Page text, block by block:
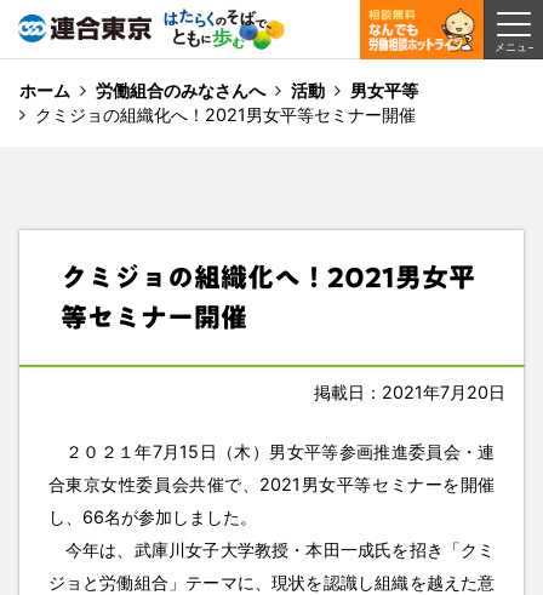
ホーム 労働組合のみなさんへ 活動
男女平等
クミジョの組織化へ！2021男女平等セミナー開催
クミジョの組織化へ！2021男女平
等セミナー開催
掲載日：2021年7月20日
２０２１年7月15日（木）男女平等参画推進委員会・連
合東京女性委員会共催で、2021男女平等セミナーを開催
し、66名が参加しました。
今年は、武庫川女子大学教授・本田一成氏を招き「クミ
ジョと労働組合」テーマに、現状を認識し組織を越えた意